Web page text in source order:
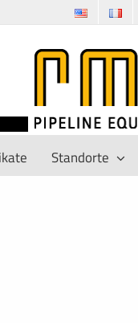
Standorte